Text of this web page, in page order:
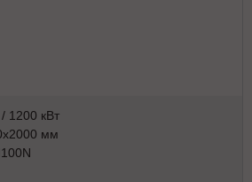
1200 кВт
мм